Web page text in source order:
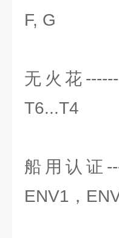
F, G
CSA/
无火花
T6...T4
船用认证
ENV1，